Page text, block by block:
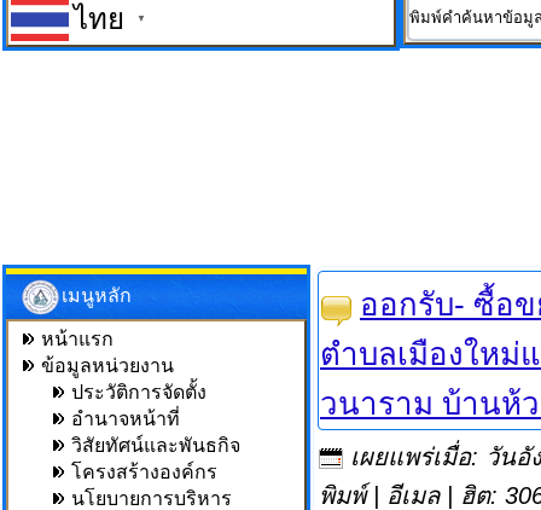
ไทย ▼
เมนูหลัก
หน้าแรก
ข้อมูลหน่วยงาน
ประวัติการจัดตั้ง
อำนาจหน้าที่
วิสัยทัศน์และพันธกิจ
โครงสร้างองค์กร
นโยบายการบริหาร
ออกรับ- ซื้อ
ตำบลเมืองใหม่
วนาราม บ้านห้
เผยแพร่เมื่อ: วัน
พิมพ์
อีเมล | ฮิต: